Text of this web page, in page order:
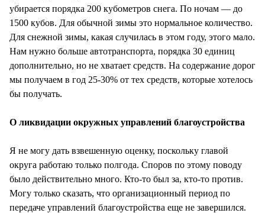
убирается порядка 200 кубометров снега. По ночам — до
1500 кубов. Для обычной зимы это нормальное количество.
Для снежной зимы, какая случилась в этом году, этого мало.
Нам нужно больше автотранспорта, порядка 30 единиц
дополнительно, но не хватает средств. На содержание дорог
мы получаем в год 25-30% от тех средств, которые хотелось
бы получать.
О ликвидации окружных управлений благоустройства
Я не могу дать взвешенную оценку, поскольку главой
округа работаю только полгода. Споров по этому поводу
было действительно много. Кто-то был за, кто-то против.
Могу только сказать, что организационный период по
передаче управлений благоустройства еще не завершился.